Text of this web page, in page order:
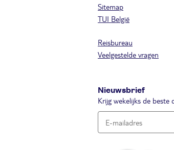
Sitemap
TUI België
Reisbureau
Veelgestelde vragen
Nieuwsbrief
Krijg wekelijks de beste